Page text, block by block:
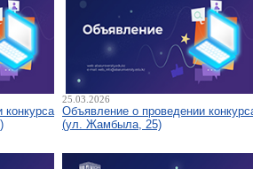
конкурса
25.03.2026
Объявление о проведении
(ул. Жамбыла, 25)